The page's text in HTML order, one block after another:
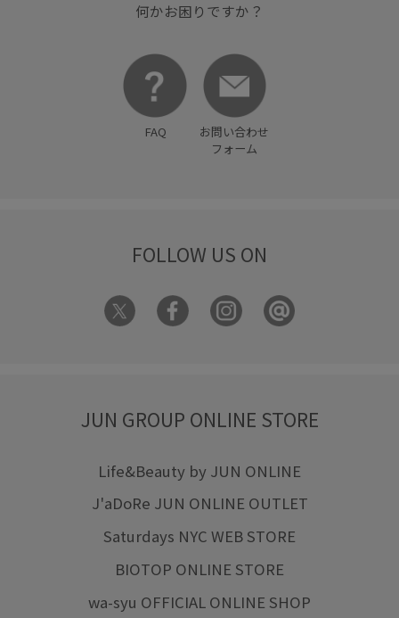
何かお困りですか？
FAQ
お問い合わせ
フォーム
FOLLOW US ON
JUN GROUP ONLINE STORE
Life&Beauty by JUN ONLINE
J'aDoRe JUN ONLINE OUTLET
Saturdays NYC WEB STORE
BIOTOP ONLINE STORE
wa-syu OFFICIAL ONLINE SHOP